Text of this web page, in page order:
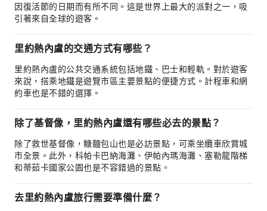
因復活節的日期而有所不同。這是世界上最大的派對之一，吸
引著來自全球的遊客。
里約熱內盧的交通方式有哪些？
里約熱內盧的公共交通系統包括地鐵、巴士和輕軌。對於遊客
來說，搭乘地鐵是遊覽市區主要景點的便捷方式。計程車和網
約車也是不錯的選擇。
除了基督像，里約熱內盧還有哪些必去的景點？
除了救世基督像，糖麵包山也是必訪景點，可乘坐纜車欣賞城
市全景。此外，科帕卡巴納海灘、伊帕內瑪海灘、塞勒龍階梯
和蒂茹卡國家公園也是不容錯過的景點。
去里約熱內盧旅行需要準備什麼？